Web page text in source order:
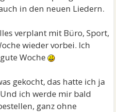
in den neuen Liedern.
verplant mit Büro, Sport,
wieder vorbei. Ich
Woche
gekocht, das hatte ich ja
ich werde mir bald
ganz ohne